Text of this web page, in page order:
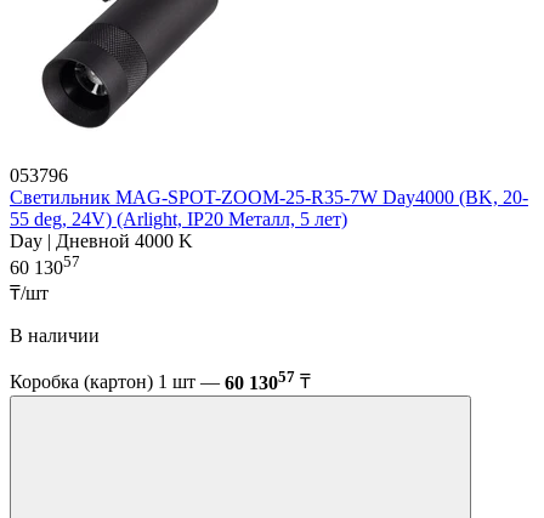
053796
Светильник MAG-SPOT-ZOOM-25-R35-7W Day4000 (BK, 20-
55 deg, 24V) (Arlight, IP20 Металл, 5 лет)
Day | Дневной 4000 K
60 13057
₸/шт
В наличии
Коробка (картон) 1 шт — 60 13057 ₸